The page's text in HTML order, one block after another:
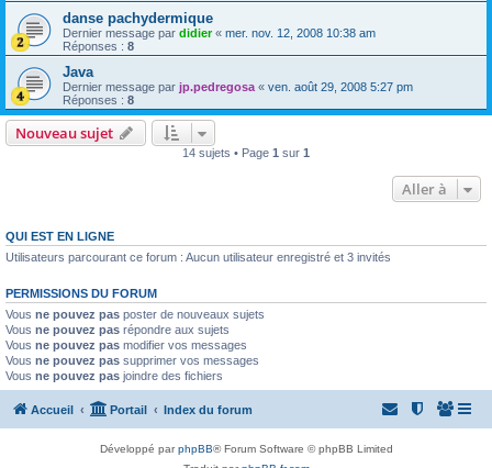
danse pachydermique
Dernier message par didier« mer. nov. 12, 2008 10:38 am
Réponses : 8
Java
Dernier message par jp.pedregosa « ven. août 29, 2008 5:27 pm
Réponses : 8
Nouveau sujet
14 sujets • Page 1 sur 1
Aller à
QUI EST EN LIGNE
Utilisateurs parcourant ce forum : Aucun utilisateur enregistré et 3 invités
PERMISSIONS DU FORUM
Vous ne pouvez pas poster de nouveaux sujets
Vous ne pouvez pas répondre aux sujets
Vous ne pouvez pas modifier vos messages
Vous ne pouvez pas supprimer vos messages
Vous ne pouvez pas joindre des fichiers
Accueil Portail Index du forum
Développé parphpBB® Forum Software © phpBB Limited